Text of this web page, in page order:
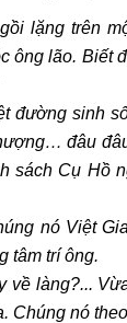
lặng trên
ông lão. Biết
đường sinh
đâu
sách Cụ Hồ
nó Việt
tâm trí ông.
về làng?...
Chúng nó